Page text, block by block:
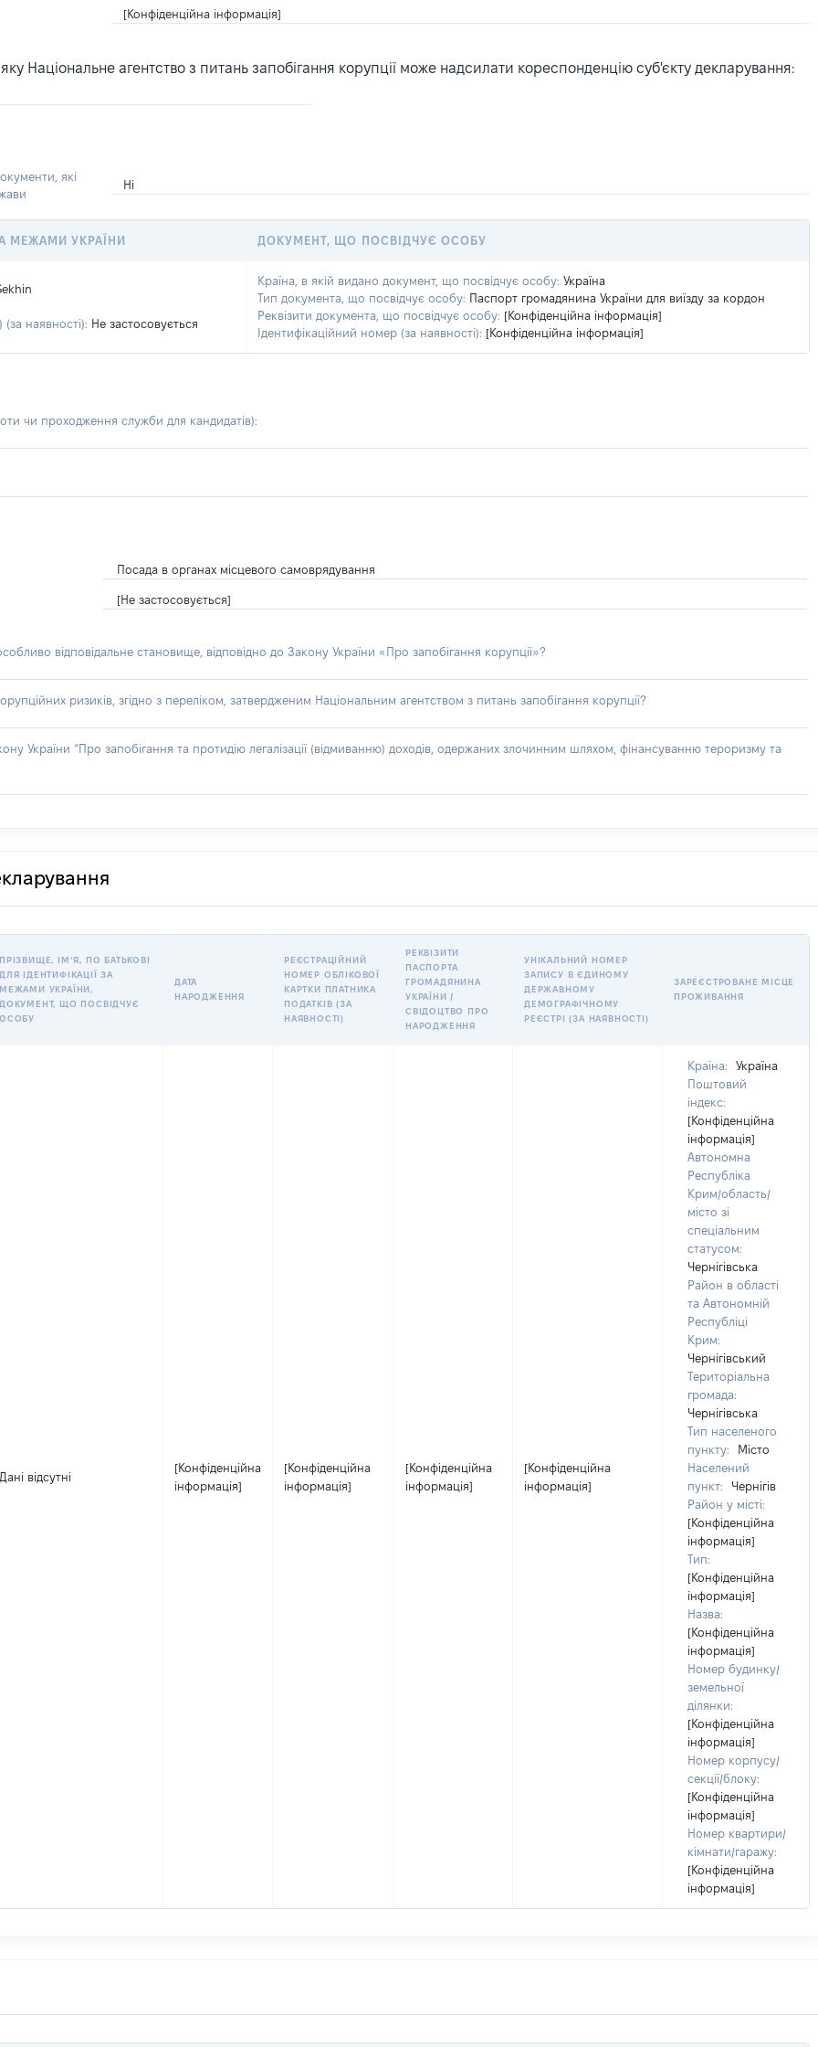
[Конфіденційна інформація]
Національне агентство з питань запобігання корупції може надсилати кореспонденцію суб'єкту декларування:
які
Ні
МЕЖАМИ УКРАЇНИ ДОКУМЕНТ, ЩО ПОСВІДЧУЄ ОСОБУ
наявності): Не застосовується
Країна, в якій видано документ, що посвідчує особу: Україна
Тип документа, що посвідчує особу: Паспорт громадянина України для виїзду за кордон
Реквізити документа, що посвідчує особу: [Конфіденційна інформація]
Ідентифікаційний номер (за наявності): [Конфіденційна інформація]
чи проходження служби для кандидатів):
Посада в органах місцевого самоврядування
[Не застосовується]
відповідальне становище, відповідно до Закону України «Про запобігання корупції»?
ризиків, згідно з переліком, затвердженим Національним агентством з питань запобігання корупції?
України “Про запобігання та протидію легалізації (відмиванню) доходів, одержаних злочинним шляхом, фінансуванню тероризму та
ПРІЗВИЩЕ, ІМʼЯ, ПО БАТЬКОВІ
ДЛЯ ІДЕНТИФІКАЦІЇ ЗА
МЕЖАМИ УКРАЇНИ,
ДОКУМЕНТ, ЩО ПОСВІДЧУЄ
ОСОБУ
ДАТА
НАРОДЖЕННЯ
РЕЄСТРАЦІЙНИЙ
НОМЕР ОБЛІКОВОЇ
КАРТКИ ПЛАТНИКА
ПОДАТКІВ (ЗА
НАЯВНОСТІ)
РЕКВІЗИТИ
ПАСПОРТА
ГРОМАДЯНИНА
УКРАЇНИ /
СВІДОЦТВО ПРО
НАРОДЖЕННЯ
УНІКАЛЬНИЙ НОМЕР
ЗАПИСУ В ЄДИНОМУ
ДЕРЖАВНОМУ
ДЕМОГРАФІЧНОМУ
РЕЄСТРІ (ЗА НАЯВНОСТІ)
ЗАРЕЄСТРОВАНЕ МІСЦЕ
ПРОЖИВАННЯ
Дані відсутні
[Конфіденційна
інформація]
[Конфіденційна
інформація]
[Конфіденційна
інформація]
[Конфіденційна
інформація]
Країна:
Україна
Поштовий
індекс:
[Конфіденційна
інформація]
Автономна
Республіка
Крим/область/
місто зі
спеціальним
статусом:
Чернігівська
Район в області
та Автономній
Республіці
Крим:
Чернігівський
Територіальна
громада:
Чернігівська
Тип населеного
пункту:
Місто
Населений
пункт:
Чернігів
Район у місті:
[Конфіденційна
інформація]
Тип:
[Конфіденційна
інформація]
Назва:
[Конфіденційна
інформація]
Номер будинку/
земельної
ділянки:
[Конфіденційна
інформація]
Номер корпусу/
секції/блоку:
[Конфіденційна
інформація]
Номер квартири/
кімнати/гаражу:
[Конфіденційна
інформація]